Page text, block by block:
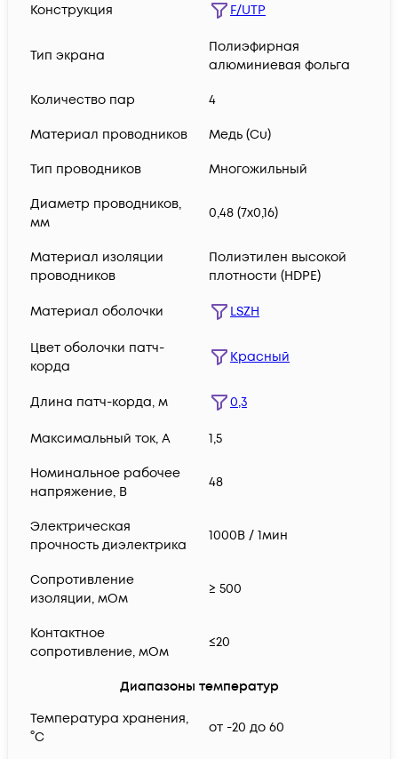
Конструкция F/UTP
Тип экрана
Полиэфирная
алюминиевая фольга
Количество пар 4
Материал проводников Медь (Сu)
Тип проводников Многожильный
Диаметр проводников,
мм
0,48 (7х0,16)
Материал изоляции
проводников
Полиэтилен высокой
плотности (HDPE)
Материал оболочки LSZH
Цвет оболочки патч-
корда
Красный
Длина патч-корда, м 0,3
Максимальный ток, А 1,5
Номинальное рабочее
напряжение, В
48
Электрическая
прочность диэлектрика
1000В / 1мин
Сопротивление
изоляции, мОм
≥ 500
Контактное
сопротивление, мОм
≤20
Диапазоны температур
Температура хранения,
°C
от -20 до 60